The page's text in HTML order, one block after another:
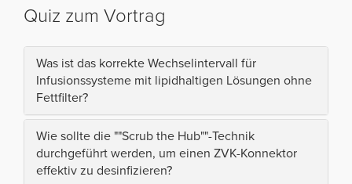
Quiz zum Vortrag
Was ist das korrekte Wechselintervall für
Infusionssysteme mit lipidhaltigen Lösungen ohne
Fettfilter?
Wie sollte die ""Scrub the Hub""-Technik
durchgeführt werden, um einen ZVK-Konnektor
effektiv zu desinfizieren?